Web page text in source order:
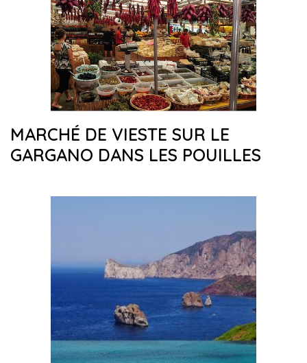
MARCHÉ DE VIESTE SUR LE
GARGANO DANS LES POUILLES